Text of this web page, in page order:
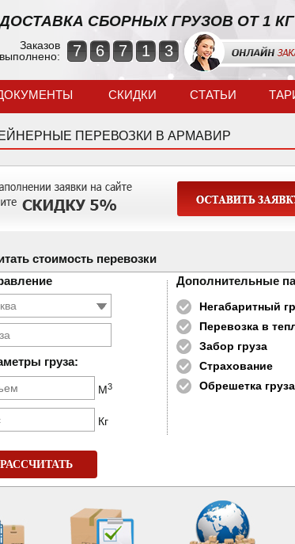
ДОСТАВКА СБОРНЫХ ГРУЗОВ ОТ 1 КГ
Заказов
выполнено:
7 6 7 1 3
СКИДКИ СТАТЬИ
ПЕРЕВОЗКИ В АРМАВИР
стоимость перевозки
груза:
М3
Кг
Дополнительные
Негабаритный
Перевозка в
Забор груза
Страхование
Обрешетка груза
РАССЧИТАТЬ